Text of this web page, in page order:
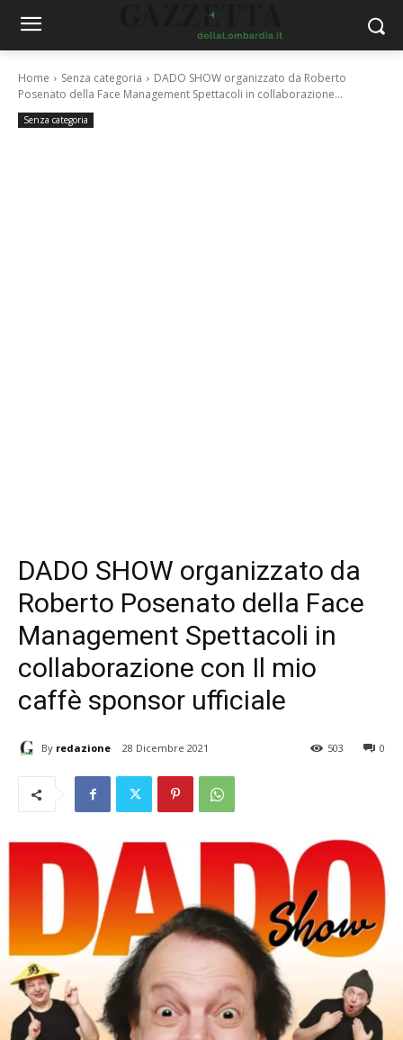
Home Senza categoria
DADO SHOW organizzato da Roberto
Posenato della Face Management Spettacoli in collaborazione...
Senza categoria
DADO SHOW organizzato da
Roberto Posenato della Face
Management Spettacoli in
collaborazione con Il mio
caffè sponsor ufficiale
By redazione 28 Dicembre 2021 0
503